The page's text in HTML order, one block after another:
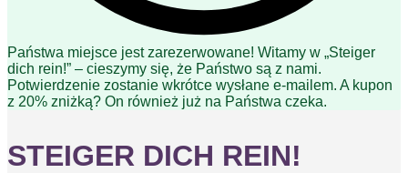
Państwa miejsce jest zarezerwowane! Witamy w „Steiger
dich rein!” – cieszymy się, że Państwo są z nami.
Potwierdzenie zostanie wkrótce wysłane e-mailem. A kupon
z 20% zniżką? On również już na Państwa czeka.
STEIGER DICH REIN!